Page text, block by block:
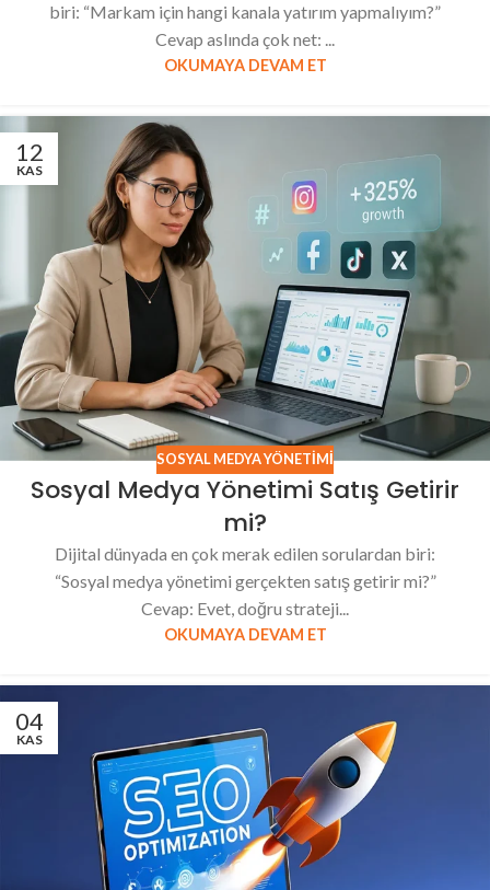
biri: “Markam için hangi kanala yatırım yapmalıyım?”
Cevap aslında çok net: ...
OKUMAYA DEVAM ET
12
KAS
SOSYAL MEDYA YÖNETIMI
Sosyal Medya Yönetimi Satış Getirir
mi?
Dijital dünyada en çok merak edilen sorulardan biri:
“Sosyal medya yönetimi gerçekten satış getirir mi?”
Cevap: Evet, doğru strateji...
OKUMAYA DEVAM ET
04
KAS